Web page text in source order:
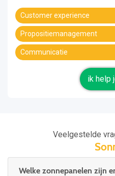
Customer experience
Propositiemanagement
Communicatie
ik help
Veelgestelde
Welke zonnepanelen zijn